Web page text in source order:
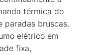
térmica do
paradas bruscas.
elétrico em
fixa,